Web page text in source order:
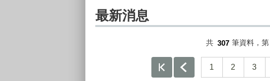
最新消息
共 307 筆資料，第
1 2 3